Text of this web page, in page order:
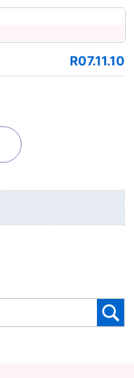
R07.11.10